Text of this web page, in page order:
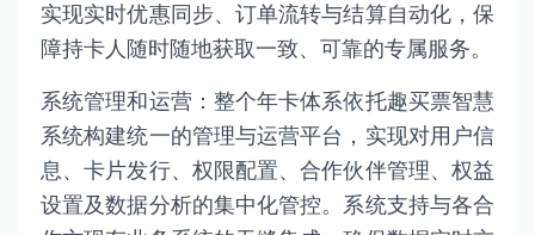
实现实时优惠同步、订单流转与结算自动化，保
障持卡人随时随地获取一致、可靠的专属服务。
系统管理和运营：整个年卡体系依托趣买票智慧
系统构建统一的管理与运营平台，实现对用户信
息、卡片发行、权限配置、合作伙伴管理、权益
设置及数据分析的集中化管控。系统支持与各合